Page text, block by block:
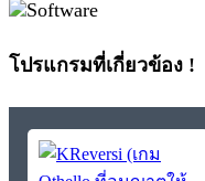
โปรแกรมที่เกี่ยวข้อง !